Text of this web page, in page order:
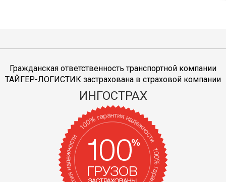
Гражданская ответственность транспортной компании
ТАЙГЕР-ЛОГИСТИК застрахована в страховой компании
ИНГОСТРАХ